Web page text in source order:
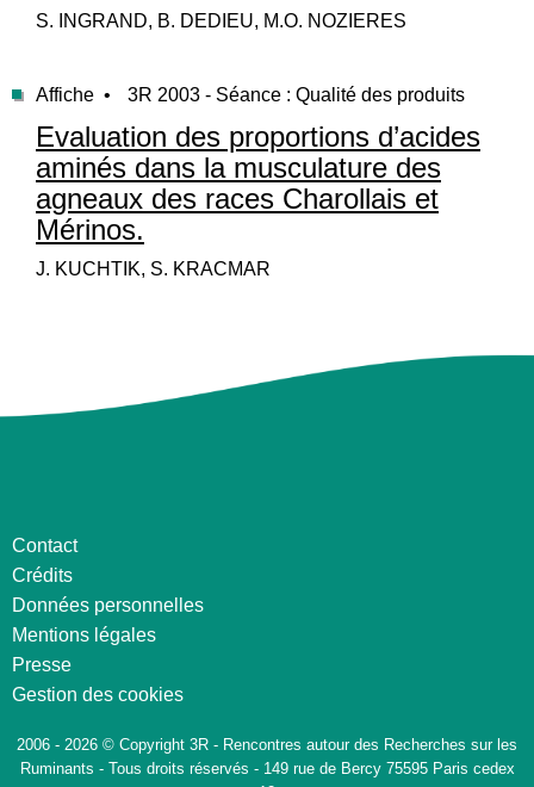
S. INGRAND, B. DEDIEU, M.O. NOZIERES
Affiche • 3R 2003 - Séance : Qualité des produits
Evaluation des proportions d’acides
aminés dans la musculature des
agneaux des races Charollais et
Mérinos.
J. KUCHTIK, S. KRACMAR
Contact
Crédits
Données personnelles
Mentions légales
Presse
Gestion des cookies
2006 - 2026 © Copyright 3R - Rencontres autour des Recherches sur les
Ruminants - Tous droits réservés - 149 rue de Bercy 75595 Paris cedex